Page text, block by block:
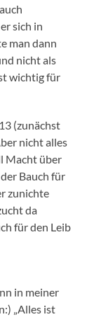
sich in
man dann
nicht als
wichtig für
(zunächst
nicht alles
Macht über
Bauch für
zunichte
da
für den Leib
in meiner
„Alles ist